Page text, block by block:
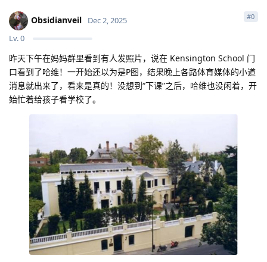
Obsidianveil
Lv.0
Dec 2, 2025 #0
昨天下午在妈妈群里看到有人发照片，说在 Kensington School 门
口看到了哈维！一开始还以为是P图，结果晚上各路体育媒体的小道
消息就出来了，看来是真的！没想到“下课”之后，哈维也没闲着，开
始忙着给孩子看学校了。